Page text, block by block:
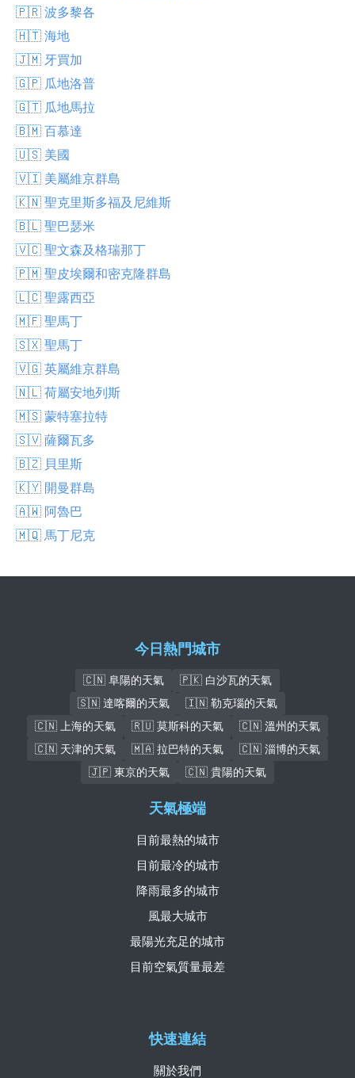
🇵🇷 波多黎各
🇭🇹 海地
🇯🇲 牙買加
🇬🇵 瓜地洛普
🇬🇹 瓜地馬拉
🇧🇲 百慕達
🇺🇸 美國
🇻🇮 美屬維京群島
🇰🇳 聖克里斯多福及尼維斯
🇧🇱 聖巴瑟米
🇻🇨 聖文森及格瑞那丁
🇵🇲 聖皮埃爾和密克隆群島
🇱🇨 聖露西亞
🇲🇫 聖馬丁
🇸🇽 聖馬丁
🇻🇬 英屬維京群島
🇳🇱 荷屬安地列斯
🇲🇸 蒙特塞拉特
🇸🇻 薩爾瓦多
🇧🇿 貝里斯
🇰🇾 開曼群島
🇦🇼 阿魯巴
🇲🇶 馬丁尼克
今日熱門城市
🇨🇳 阜陽的天氣
🇵🇰 白沙瓦的天氣
🇸🇳 達喀爾的天氣
🇮🇳 勒克瑙的天氣
🇨🇳 上海的天氣
🇷🇺 莫斯科的天氣
🇨🇳 溫州的天氣
🇨🇳 天津的天氣
🇲🇦 拉巴特的天氣
🇨🇳 淄博的天氣
🇯🇵 東京的天氣
🇨🇳 貴陽的天氣
快速連結
關於我們
天氣極端
目前最熱的城市
目前最冷的城市
降雨最多的城市
風最大城市
最陽光充足的城市
目前空氣質量最差